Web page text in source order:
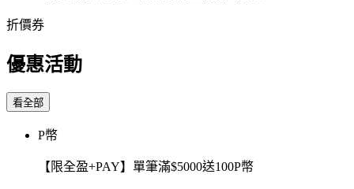
折價券
優惠活動
看全部
P幣
【限全盈+PAY】單筆滿$5000送100P幣